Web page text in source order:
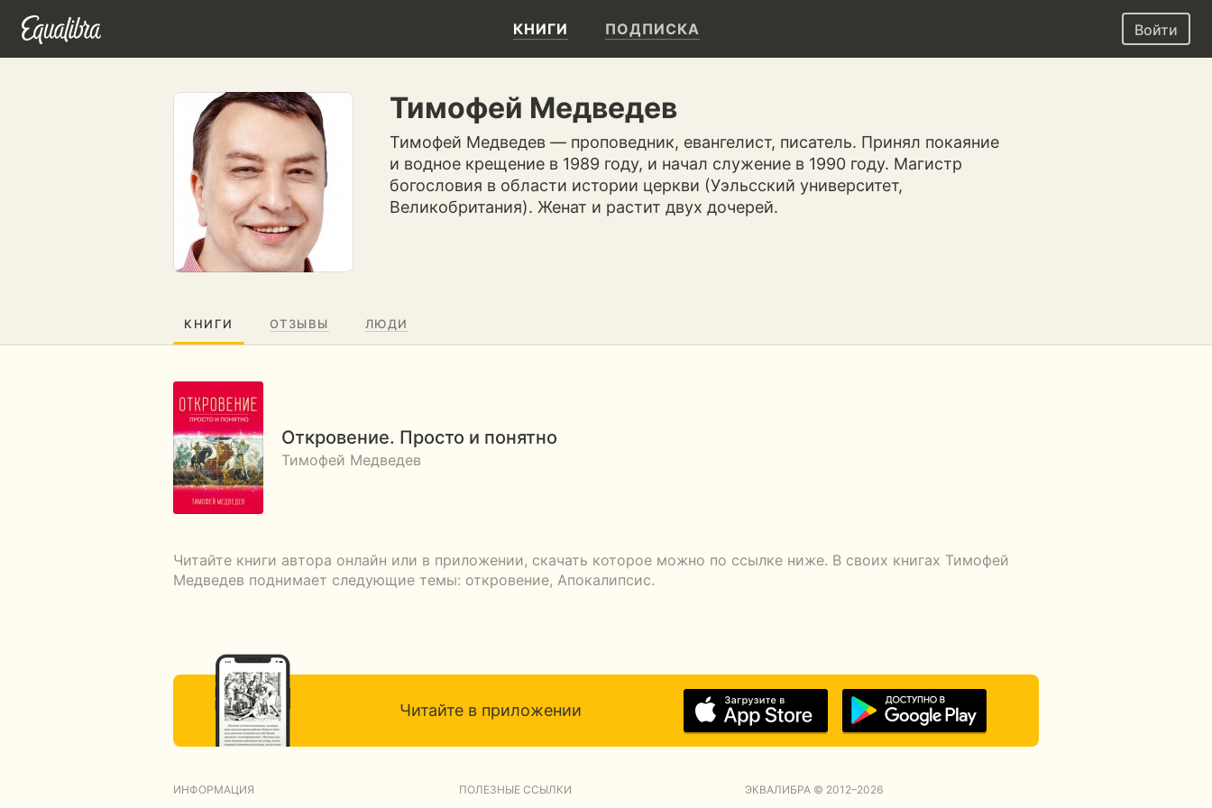
КНИГИ ПОДПИСКА Войти
Тимофей Медведев
Тимофей Медведев — проповедник, евангелист, писатель. Принял покаяние
и водное крещение в 1989 году, и начал служение в 1990 году. Магистр
богословия в области истории церкви (Уэльсский университет,
Великобритания). Женат и растит двух дочерей.
КНИГИ ОТЗЫВЫ ЛЮДИ
Откровение. Просто и понятно
Тимофей Медведев
Читайте книги автора онлайн или в приложении, скачать которое можно по ссылке ниже. В своих книгах Тимофей
Медведев поднимает следующие темы: откровение, Апокалипсис.
Читайте в приложении
ИНФОРМАЦИЯ ПОЛЕЗНЫЕ ССЫЛКИ ЭКВАЛИБРА © 2012–2026